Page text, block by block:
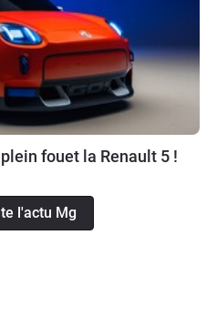
fouet la Renault 5 !
l'actu Mg